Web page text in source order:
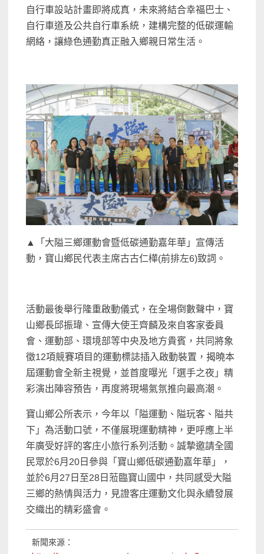
自行車設站計畫即將成真，未來將結合幸福巴士、
自行車道及公共自行車系統，建構完整的低碳運輸
網絡，讓綠色通勤真正融入鄉親日常生活。
▲「大隘三鄉運動會暨低碳通勤嘉年華」宣傳活
動，寶山鄉民代表主席古古仁樺(前排左6)致詞。
活動最後舉行隆重啟動儀式，在全場倒數聲中，寶
山鄉長邱振瑋、宣傳大使王齊麟及來自客家委員
會、運動部、環境部等中央及地方貴賓，共同將象
徵12項競賽項目的運動標誌插入啟動裝置，揭曉本
屆運動會全新主視覺，並首度曝光「選手之夜」精
彩演出陣容預告，再度將現場氣氛推向最高潮。
寶山鄉公所表示，今年以「隘運動、隘玩客、隘共
下」為活動口號，不僅展現運動精神，更呼應上半
年廣受好評的客庄小旅行系列活動。誠摯邀請全國
民眾於6月20日參與「寶山鄉低碳通勤嘉年華」，
並於6月27日至28日蒞臨寶山國中，共同感受大隘
三鄉的熱情與活力，見證客庄運動文化與永續發展
交織出的精彩盛會。
新聞來源：